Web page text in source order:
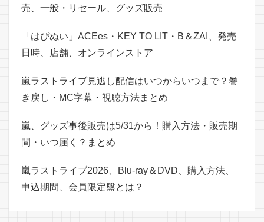
売、一般・リセール、グッズ販売
「はぴぬい」ACEes・KEY TO LIT・B＆ZAI、発売
日時、店舗、オンラインストア
嵐ラストライブ見逃し配信はいつからいつまで？巻
き戻し・MC字幕・視聴方法まとめ
嵐、グッズ事後販売は5/31から！購入方法・販売期
間・いつ届く？まとめ
嵐ラストライブ2026、Blu-ray＆DVD、購入方法、
申込期間、会員限定盤とは？